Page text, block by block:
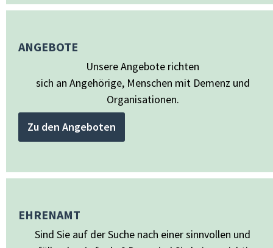
ANGEBOTE
Unsere Angebote richten
sich an Angehörige, Menschen mit Demenz und
Organisationen.
Zu den Angeboten
EHRENAMT
Sind Sie auf der Suche nach einer sinnvollen und